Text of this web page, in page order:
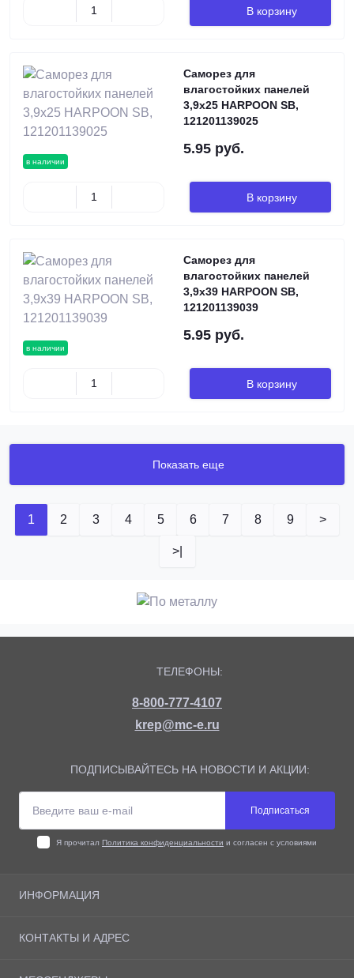
В корзину
в наличии
Саморез для
влагостойких панелей
3,9х25 HARPOON SB,
121201139025
5.95 руб.
В корзину
в наличии
Саморез для
влагостойких панелей
3,9х39 HARPOON SB,
121201139039
5.95 руб.
В корзину
Показать еще
1 2 3 4 5 6 7 8 9 >
>|
ТЕЛЕФОНЫ:
8-800-777-4107
krep@mc-e.ru
ПОДПИСЫВАЙТЕСЬ НА НОВОСТИ И АКЦИИ:
Подписаться
Я прочитал Политика конфиденциальности и согласен с условиями
ИНФОРМАЦИЯ
Доставка
КОНТАКТЫ И АДРЕС